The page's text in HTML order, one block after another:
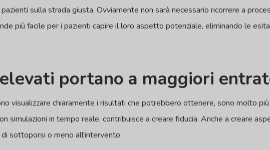
sulla strada giusta. Ovviamente non sarà necessario ricorrere a
più facile per i pazienti capire il loro aspetto potenziale, eliminando le
portano a maggiori
visualizzare chiaramente i risultati che potrebbero ottenere, sono molto
simulazioni in tempo reale, contribuisce a creare fiducia. Anche a creare
sottoporsi o meno all'intervento.